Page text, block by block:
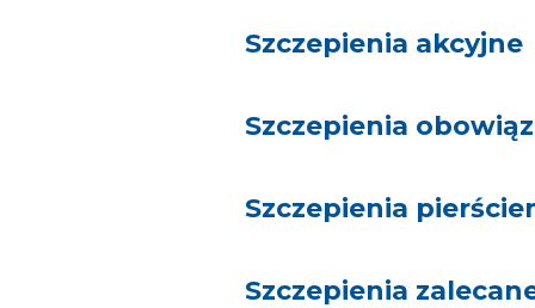
Szczepienia akcyjne
Szczepienia
Szczepienia
Szczepienia